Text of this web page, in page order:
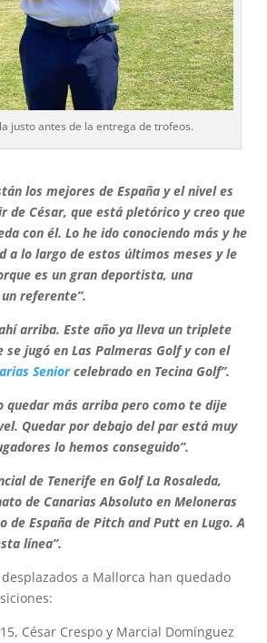
justo antes de la entrega de trofeos.
los mejores de España y el nivel es
de César, que está pletórico y creo que
con él. Lo he ido conociendo más y he
a lo largo de estos últimos meses y le
es un gran deportista, una
referente”.
arriba. Este año ya lleva un triplete
se jugó en Las Palmeras Golf y con el
Seniorcelebrado en Tecina Golf”.
quedar más arriba pero como te dije
Quedar por debajo del par está muy
lo hemos conseguido”.
de Tenerife en Golf La Rosaleda,
de Canarias Absoluto en Meloneras
de España de Pitch and Putt en Lugo. A
línea”.
a Mallorca han quedado
César Crespo y Marcial Domínguez